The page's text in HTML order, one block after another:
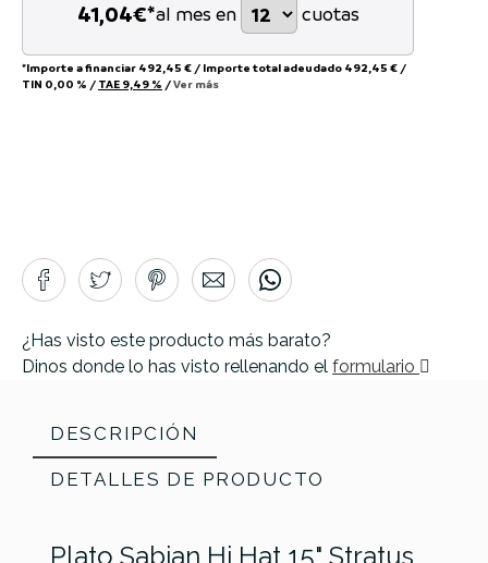
41,04€*al mes en cuotas
*Importe a financiar 492,45 € / Importe total adeudado 492,45 € /
TIN 0,00 % / TAE 9,49 % /Ver más
¿Has visto este producto más barato?
Dinos donde lo has visto rellenando el formulario
DESCRIPCIÓN
DETALLES DE PRODUCTO
Plato Sabian Hi Hat 15" Stratus